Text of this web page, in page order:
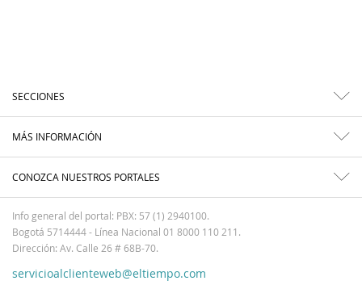
SECCIONES
MÁS INFORMACIÓN
CONOZCA NUESTROS PORTALES
Info general del portal: PBX: 57 (1) 2940100.
Bogotá 5714444 - Línea Nacional 01 8000 110 211.
Dirección: Av. Calle 26 # 68B-70.
servicioalclienteweb@eltiempo.com